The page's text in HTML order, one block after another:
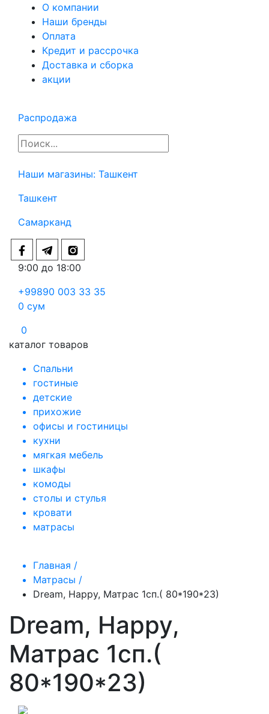
О компании
Наши бренды
Оплата
Кредит и рассрочка
Доставка и сборка
акции
Распродажа
Наши магазины: Ташкент
Ташкент
Самарканд
9:00 до 18:00
+99890 003 33 35
0 сум
0
каталог товаров
Спальни
гостиные
детские
прихожие
офисы и гостиницы
кухни
мягкая мебель
шкафы
комоды
столы и стулья
кровати
матрасы
Главная /
Матрасы /
Dream, Happy, Матрас 1сп.( 80*190*23)
Dream, Happy,
Матрас 1сп.(
80*190*23)